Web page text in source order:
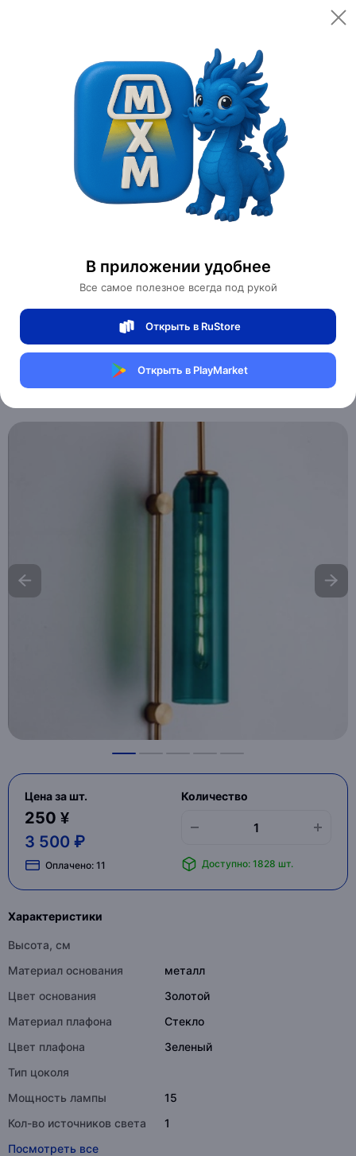
В приложении удобнее
Все самое полезное всегда под рукой
Открыть в RuStore
Открыть в PlayMarket
Открыть
Категории
Мебель для дома и офиса
Освещение для дома
Настенные светильники
Настенный светильник (Бра) FOSA EL,
зеленый, E27
4 отзывов
Магазин Walls lights
Цена за шт.
250 ¥
3 500 ₽
Оплачено: 11
Количество
Доступно: 1828 шт.
Характеристики
Высота, см
Материал основания
металл
Цвет основания
Золотой
Материал плафона
Стекло
Цвет плафона
Зеленый
Тип цоколя
Мощность лампы
15
Кол-во источников света
1
Посмотреть все